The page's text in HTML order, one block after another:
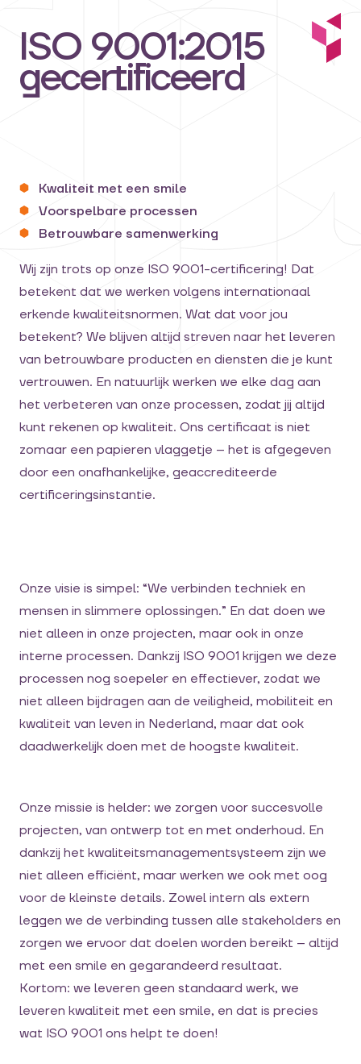
ISO 9001:2015
gecertificeerd
Kwaliteit met een smile
Voorspelbare processen
Betrouwbare samenwerking
Wij zijn trots op onze ISO 9001-certificering! Dat
betekent dat we werken volgens internationaal
erkende kwaliteitsnormen. Wat dat voor jou
betekent? We blijven altijd streven naar het leveren
van betrouwbare producten en diensten die je kunt
vertrouwen. En natuurlijk werken we elke dag aan
het verbeteren van onze processen, zodat jij altijd
kunt rekenen op kwaliteit. Ons certificaat is niet
zomaar een papieren vlaggetje – het is afgegeven
door een onafhankelijke, geaccrediteerde
certificeringsinstantie.
Onze visie is simpel: “We verbinden techniek en
mensen in slimmere oplossingen.” En dat doen we
niet alleen in onze projecten, maar ook in onze
interne processen. Dankzij ISO 9001 krijgen we deze
processen nog soepeler en effectiever, zodat we
niet alleen bijdragen aan de veiligheid, mobiliteit en
kwaliteit van leven in Nederland, maar dat ook
daadwerkelijk doen met de hoogste kwaliteit.
Onze missie is helder: we zorgen voor succesvolle
projecten, van ontwerp tot en met onderhoud. En
dankzij het kwaliteitsmanagementsysteem zijn we
niet alleen efficiënt, maar werken we ook met oog
voor de kleinste details. Zowel intern als extern
leggen we de verbinding tussen alle stakeholders en
zorgen we ervoor dat doelen worden bereikt – altijd
met een smile en gegarandeerd resultaat.
Kortom: we leveren geen standaard werk, we
leveren kwaliteit met een smile, en dat is precies
wat ISO 9001 ons helpt te doen!